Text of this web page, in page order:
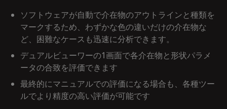
ソフトウェアが自動で介在物のアウトラインと種類を
マークするため、わずかな色の違いだけの介在物な
ど、困難なケースも迅速に分析できます。
デュアルビューワーの1画面で各介在物と形状パラメ
ータの合致を評価できます
最終的にマニュアルでの評価になる場合も、各種ツー
ルでより精度の高い評価が可能です